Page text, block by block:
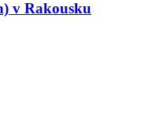
v Rakousku